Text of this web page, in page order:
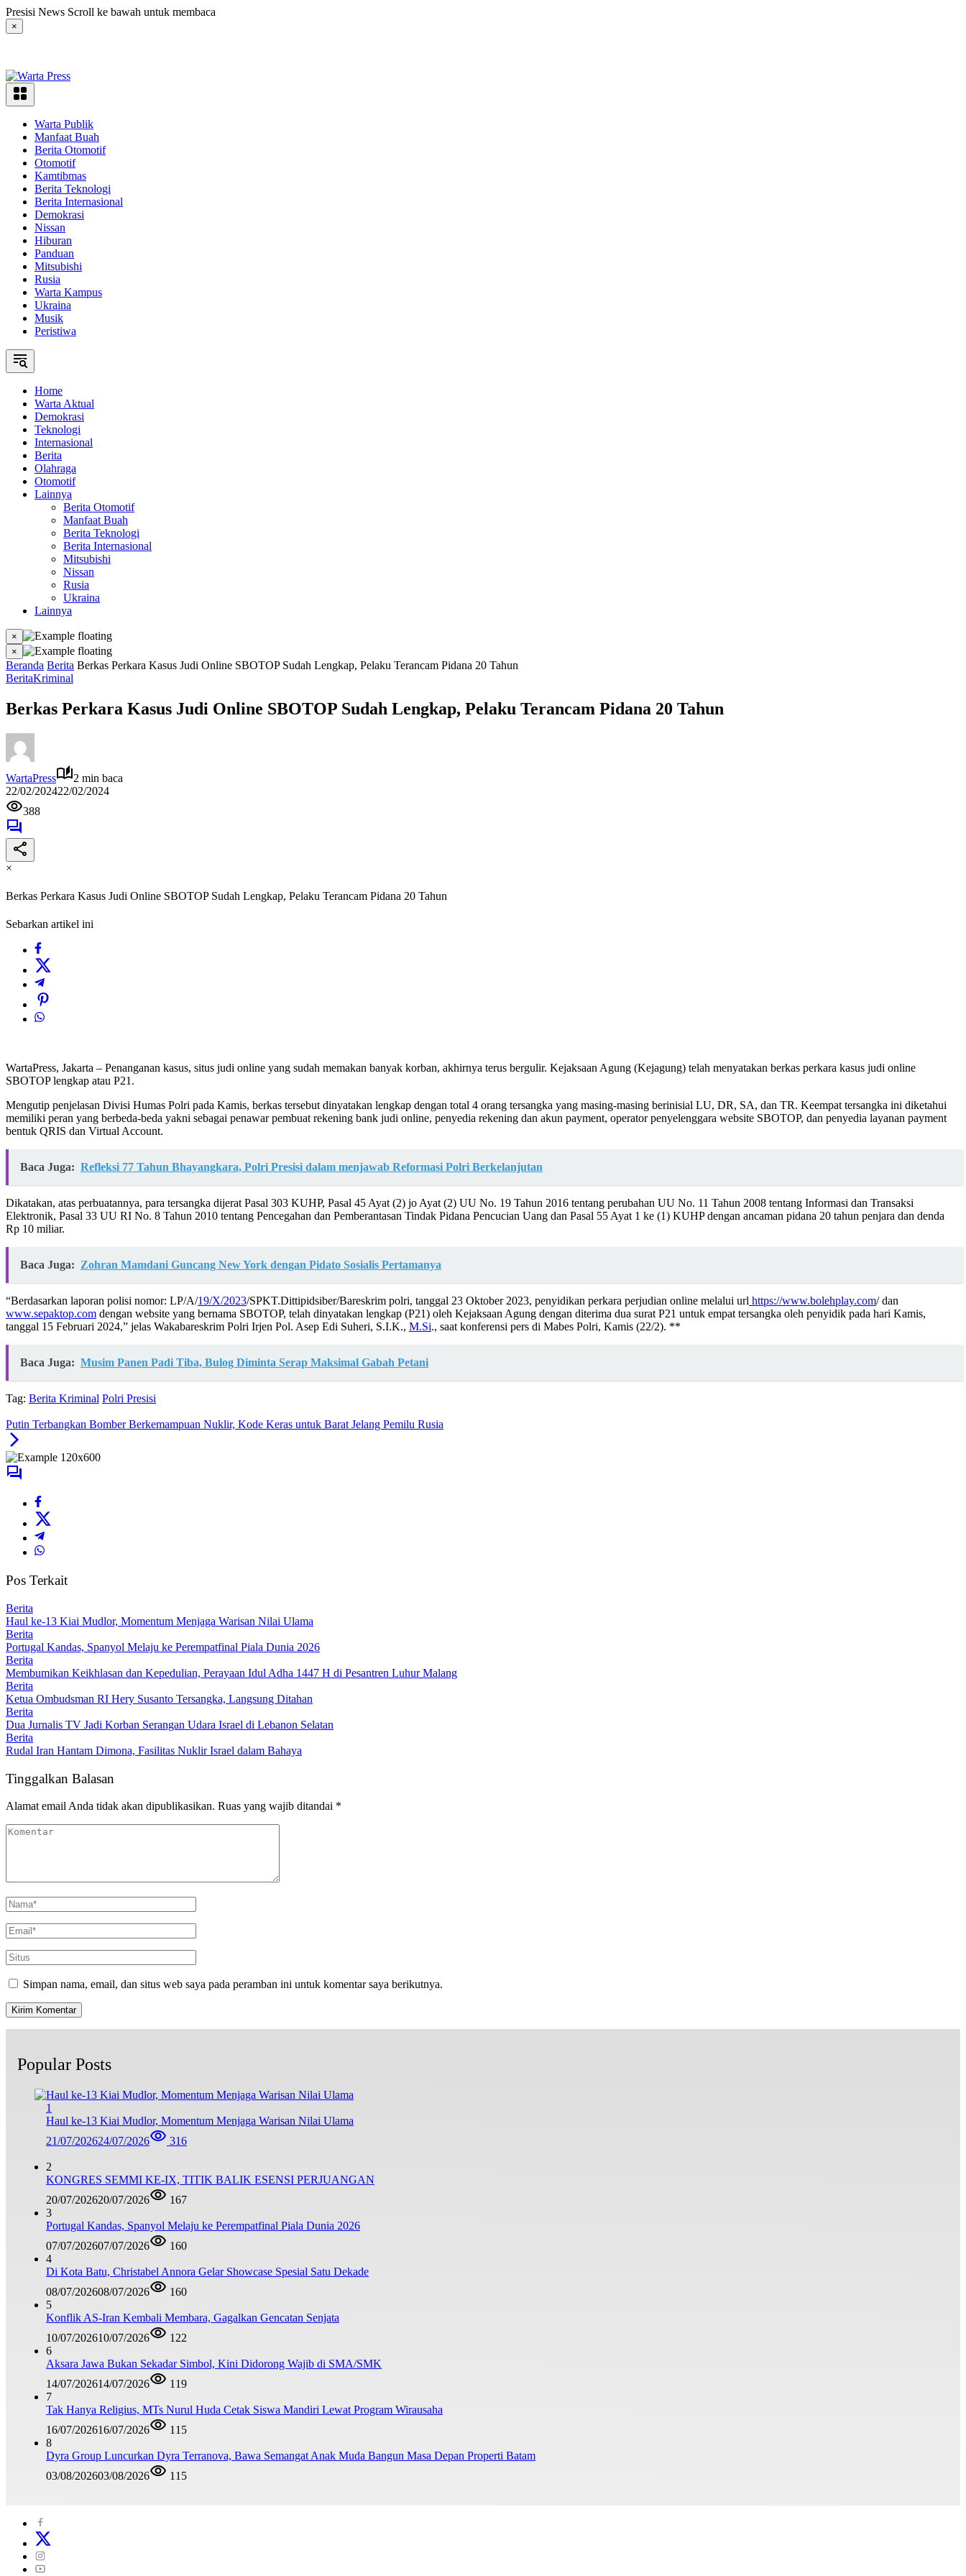
Langsung
ke
konten
Presisi News Scroll ke bawah untuk membaca
×
Warta Publik
Manfaat Buah
Berita Otomotif
Otomotif
Kamtibmas
Berita Teknologi
Berita Internasional
Demokrasi
Nissan
Hiburan
Panduan
Mitsubishi
Rusia
Warta Kampus
Ukraina
Musik
Peristiwa
Home
Warta Aktual
Demokrasi
Teknologi
Internasional
Berita
Olahraga
Otomotif
Lainnya
Berita Otomotif
Manfaat Buah
Berita Teknologi
Berita Internasional
Mitsubishi
Nissan
Rusia
Ukraina
Lainnya
×
×
Beranda Berita Berkas Perkara Kasus Judi Online SBOTOP Sudah Lengkap, Pelaku Terancam Pidana 20 Tahun
BeritaKriminal
Berkas Perkara Kasus Judi Online SBOTOP Sudah Lengkap, Pelaku Terancam Pidana 20 Tahun
WartaPress
2 min baca
22/02/202422/02/2024
388
×
Berkas Perkara Kasus Judi Online SBOTOP Sudah Lengkap, Pelaku Terancam Pidana 20 Tahun
Sebarkan artikel ini
WartaPress, Jakarta – Penanganan kasus, situs judi online yang sudah memakan banyak korban, akhirnya terus bergulir. Kejaksaan Agung (Kejagung) telah menyatakan berkas perkara kasus judi online
SBOTOP lengkap atau P21.
Mengutip penjelasan Divisi Humas Polri pada Kamis, berkas tersebut dinyatakan lengkap dengan total 4 orang tersangka yang masing-masing berinisial LU, DR, SA, dan TR. Keempat tersangka ini diketahui
memiliki peran yang berbeda-beda yakni sebagai penawar pembuat rekening bank judi online, penyedia rekening dan akun payment, operator penyelenggara website SBOTOP, dan penyedia layanan payment
bentuk QRIS dan Virtual Account.
Baca Juga: Refleksi 77 Tahun Bhayangkara, Polri Presisi dalam menjawab Reformasi Polri Berkelanjutan
Dikatakan, atas perbuatannya, para tersangka dijerat Pasal 303 KUHP, Pasal 45 Ayat (2) jo Ayat (2) UU No. 19 Tahun 2016 tentang perubahan UU No. 11 Tahun 2008 tentang Informasi dan Transaksi
Elektronik, Pasal 33 UU RI No. 8 Tahun 2010 tentang Pencegahan dan Pemberantasan Tindak Pidana Pencucian Uang dan Pasal 55 Ayat 1 ke (1) KUHP dengan ancaman pidana 20 tahun penjara dan denda
Rp 10 miliar.
Baca Juga: Zohran Mamdani Guncang New York dengan Pidato Sosialis Pertamanya
“Berdasarkan laporan polisi nomor: LP/A/19/X/2023/SPKT.Dittipidsiber/Bareskrim polri, tanggal 23 Oktober 2023, penyidikan perkara perjudian online melalui url https://www.bolehplay.com/ dan
www.sepaktop.com dengan website yang bernama SBOTOP, telah dinyatakan lengkap (P21) oleh Kejaksaan Agung dengan diterima dua surat P21 untuk empat tersangka oleh penyidik pada hari Kamis,
tanggal 15 Februari 2024,” jelas Wakabareskrim Polri Irjen Pol. Asep Edi Suheri, S.I.K., M.Si., saat konferensi pers di Mabes Polri, Kamis (22/2). **
Baca Juga: Musim Panen Padi Tiba, Bulog Diminta Serap Maksimal Gabah Petani
Tag: Berita Kriminal Polri Presisi
Putin Terbangkan Bomber Berkemampuan Nuklir, Kode Keras untuk Barat Jelang Pemilu Rusia
Pos Terkait
Berita
Haul ke-13 Kiai Mudlor, Momentum Menjaga Warisan Nilai Ulama
Berita
Portugal Kandas, Spanyol Melaju ke Perempatfinal Piala Dunia 2026
Berita
Membumikan Keikhlasan dan Kepedulian, Perayaan Idul Adha 1447 H di Pesantren Luhur Malang
Berita
Ketua Ombudsman RI Hery Susanto Tersangka, Langsung Ditahan
Berita
Dua Jurnalis TV Jadi Korban Serangan Udara Israel di Lebanon Selatan
Berita
Rudal Iran Hantam Dimona, Fasilitas Nuklir Israel dalam Bahaya
Tinggalkan Balasan
Alamat email Anda tidak akan dipublikasikan. Ruas yang wajib ditandai *
Simpan nama, email, dan situs web saya pada peramban ini untuk komentar saya berikutnya.
Popular Posts
1
Haul ke-13 Kiai Mudlor, Momentum Menjaga Warisan Nilai Ulama
21/07/202624/07/2026 316
2
KONGRES SEMMI KE-IX, TITIK BALIK ESENSI PERJUANGAN
20/07/202620/07/2026
167
3
Portugal Kandas, Spanyol Melaju ke Perempatfinal Piala Dunia 2026
07/07/202607/07/2026
160
4
Di Kota Batu, Christabel Annora Gelar Showcase Spesial Satu Dekade
08/07/202608/07/2026
160
5
Konflik AS-Iran Kembali Membara, Gagalkan Gencatan Senjata
10/07/202610/07/2026
122
6
Aksara Jawa Bukan Sekadar Simbol, Kini Didorong Wajib di SMA/SMK
14/07/202614/07/2026
119
7
Tak Hanya Religius, MTs Nurul Huda Cetak Siswa Mandiri Lewat Program Wirausaha
16/07/202616/07/2026
115
8
Dyra Group Luncurkan Dyra Terranova, Bawa Semangat Anak Muda Bangun Masa Depan Properti Batam
03/08/202603/08/2026 115